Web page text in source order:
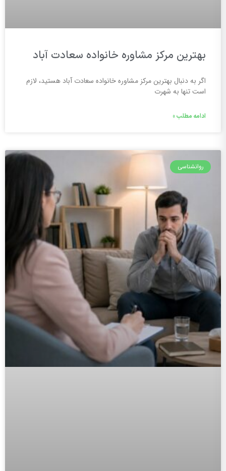
بهترین مرکز مشاوره خانواده سعادت آباد
اگر به دنبال بهترین مرکز مشاوره خانواده سعادت آباد هستید، لازم
است تنها به شهرت
ادامه مطلب »
روانشناسی